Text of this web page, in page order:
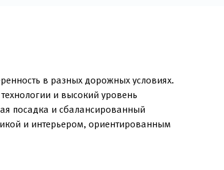
в разных дорожных условиях.
и высокий уровень
посадка и сбалансированный
и интерьером, ориентированным